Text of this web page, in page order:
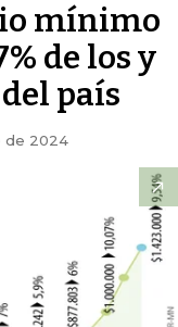
mínimo
de los y
país
de 2024